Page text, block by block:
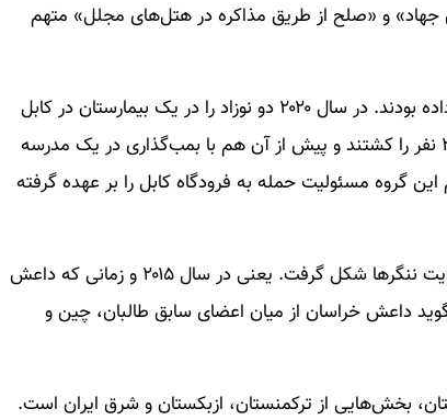
جهاد» و «صلح از طریق مذاکره در هتل‌های مجلل» متهم
این گروه پیش از این حملات خونباری در افغانستان انجام داده بودند. در سال ۲۰۲۰ دو نوزاد را در یک بیمارستان در کابل
سر بریدند. در همان سال به دانشگاه کابل حمله کردند و ۲۲ نفر را کشتند و پیش از آن هم با بمب‌گذاری در یک مدرسه
حالا هم این گروه مسئولیت حمله به فرودگاه کابل را بر عهده گرفته
«ولایت خراسان» شش سال پیش در شرق افغانستان در ایایت ننگرها شکل گرفت. یعنی در سال ۲۰۱۵ و زمانی که داعش
داعش خراسان از میان اعضای سابق طالبان، چین و
بخش‌هایی از ترکمنستان، ازبکستان و شرق ایران است.